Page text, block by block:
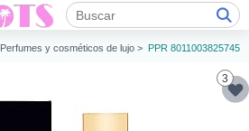
Perfumes y cosméticos de lujo > PPR 8011003825745
3